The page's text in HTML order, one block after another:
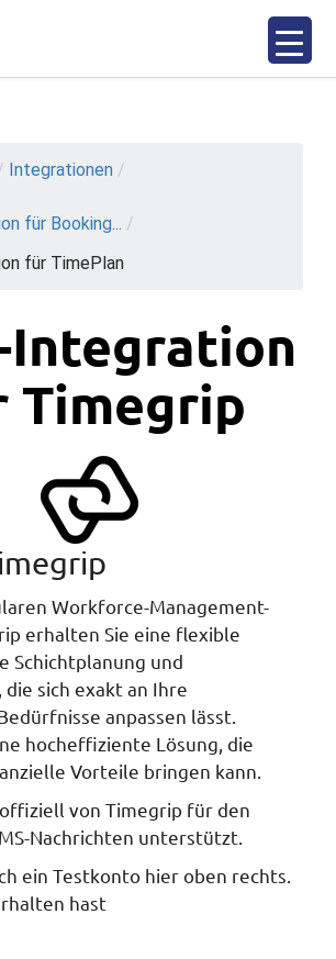
Integrationen /
für Booking... /
für TimePlan
Integration
Timegrip
Workforce-Management-
erhalten Sie eine flexible
Schichtplanung und
sich exakt an Ihre
anpassen lässt.
hocheffiziente Lösung, die
Vorteile bringen kann.
von Timegrip für den
Nachrichten unterstützt.
ein Testkonto hier oben rechts.
hast